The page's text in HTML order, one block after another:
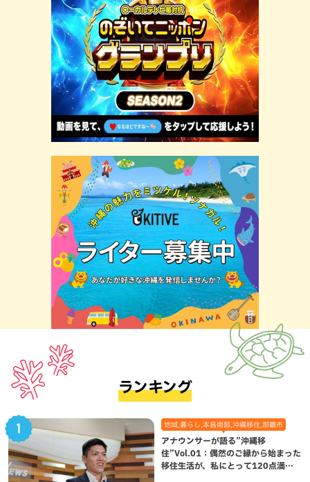
ランキング
地域,暮らし,本島南部,沖縄移住,那覇市
アナウンサーが語る”沖縄移
住”Vol.01：偶然のご縁から始まった
移住生活が、私にとって120点満点